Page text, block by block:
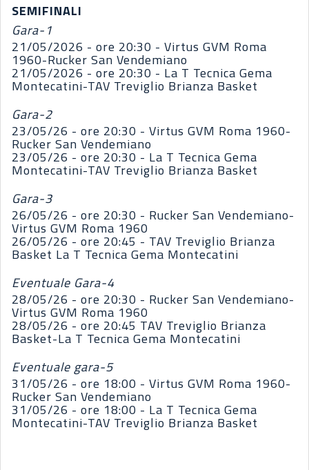
SEMIFINALI
Gara-1
21/05/2026 - ore 20:30 - Virtus GVM Roma
1960-Rucker San Vendemiano
21/05/2026 - ore 20:30 - La T Tecnica Gema
Montecatini-TAV Treviglio Brianza Basket
Gara-2
23/05/26 - ore 20:30 - Virtus GVM Roma 1960-
Rucker San Vendemiano
23/05/26 - ore 20:30 - La T Tecnica Gema
Montecatini-TAV Treviglio Brianza Basket
Gara-3
26/05/26 - ore 20:30 - Rucker San Vendemiano-
Virtus GVM Roma 1960
26/05/26 - ore 20:45 - TAV Treviglio Brianza
Basket La T Tecnica Gema Montecatini
Eventuale Gara-4
28/05/26 - ore 20:30 - Rucker San Vendemiano-
Virtus GVM Roma 1960
28/05/26 - ore 20:45 TAV Treviglio Brianza
Basket-La T Tecnica Gema Montecatini
Eventuale gara-5
31/05/26 - ore 18:00 - Virtus GVM Roma 1960-
Rucker San Vendemiano
31/05/26 - ore 18:00 - La T Tecnica Gema
Montecatini-TAV Treviglio Brianza Basket